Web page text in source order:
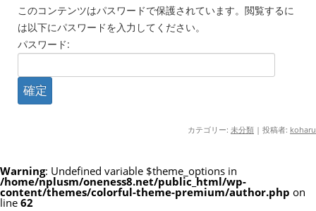
このコンテンツはパスワードで保護されています。閲覧するに
は以下にパスワードを入力してください。
パスワード:
カテゴリー: 未分類 | 投稿者: koharu
Warning: Undefined variable $theme_options in
/home/nplusm/oneness8.net/public_html/wp-
content/themes/colorful-theme-premium/author.php on
line 62